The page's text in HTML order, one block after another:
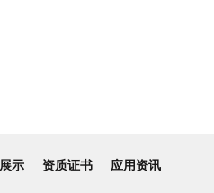
示 资质证书
应用资讯